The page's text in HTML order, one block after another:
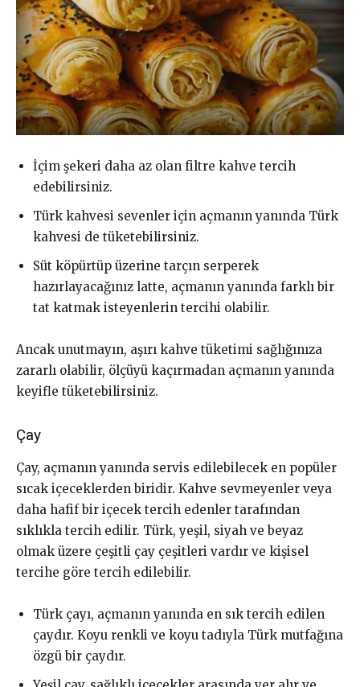
İçim şekeri daha az olan filtre kahve tercih
edebilirsiniz.
Türk kahvesi sevenler için açmanın yanında Türk
kahvesi de tüketebilirsiniz.
Süt köpürtüp üzerine tarçın serperek
hazırlayacağınız latte, açmanın yanında farklı bir
tat katmak isteyenlerin tercihi olabilir.
Ancak unutmayın, aşırı kahve tüketimi sağlığınıza
zararlı olabilir, ölçüyü kaçırmadan açmanın yanında
keyifle tüketebilirsiniz.
Çay
Çay, açmanın yanında servis edilebilecek en popüler
sıcak içeceklerden biridir. Kahve sevmeyenler veya
daha hafif bir içecek tercih edenler tarafından
sıklıkla tercih edilir. Türk, yeşil, siyah ve beyaz
olmak üzere çeşitli çay çeşitleri vardır ve kişisel
tercihe göre tercih edilebilir.
Türk çayı, açmanın yanında en sık tercih edilen
çaydır. Koyu renkli ve koyu tadıyla Türk mutfağına
özgü bir çaydır.